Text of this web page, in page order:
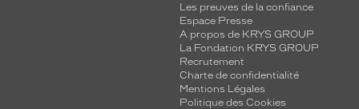
Les preuves de la confiance
Espace Presse
A propos de KRYS GROUP
La Fondation KRYS GROUP
Recrutement
Charte de confidentialité
Mentions Légales
Politique des Cookies